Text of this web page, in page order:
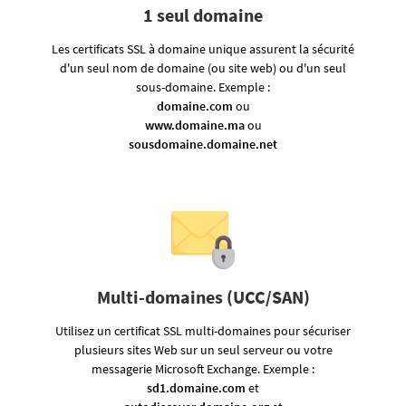
1 seul domaine
Les certificats SSL à domaine unique assurent la sécurité
d'un seul nom de domaine (ou site web) ou d'un seul
sous-domaine. Exemple :
domaine.com ou
www.domaine.maou
sousdomaine.domaine.net
Multi-domaines (UCC/SAN)
Utilisez un certificat SSL multi-domaines pour sécuriser
plusieurs sites Web sur un seul serveur ou votre
messagerie Microsoft Exchange. Exemple :
sd1.domaine.com et